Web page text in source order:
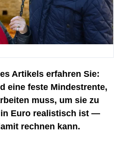
Artikels erfahren Sie:
eine feste Mindestrente,
muss, um sie zu
Euro realistisch ist —
rechnen kann.